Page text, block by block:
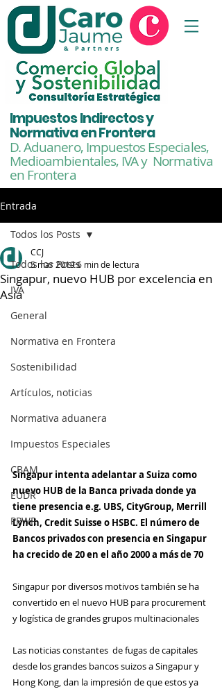
& Partners
Impuestos Indirectos y
Normativa en Frontera
D. Aduanero, Impuestos Especiales,
Medioambientales,IVA y Normativa
en Frontera
Entrada
Todos los Posts
IVA
General
Normativa en Frontera
Sostenibilidad
Artículos, noticias
Normativa aduanera
Impuestos Especiales
CBAM
EUDR
PPWR
Todos los Posts
Singapur, nuevo HUB por excelencia en
Asia
CCJ
5 mar 20196 min de lectura
Singapur intenta adelantar a Suiza como
nuevo HUB de la Banca privada donde ya
tiene presencia e.g. UBS, CityGroup, Merrill
Lynch, Credit Suisse o HSBC. El número de
Bancos privados con presencia en Singapur
ha crecido de 20 en el año 2000 a más de 70
Singapur por diversos motivos también se ha
convertido en el nuevo HUB para procurement
y logística de grandes grupos multinacionales
Las noticias constantes  de fugas de capitales
desde los grandes bancos suizos a Singapur y
Hong Kong, dan la impresión de que estos ya